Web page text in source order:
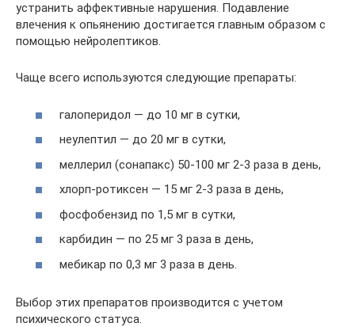
устранить аффективные нарушения. Подавление
влечения к опьянению достигается главным образом с
помощью нейролептиков.
Чаще всего используются следующие препараты:
галоперидол — до 10 мг в сутки,
неулептил — до 20 мг в сутки,
меллерил (сонапакс) 50-100 мг 2-3 раза в день,
хлорп-ротиксен — 15 мг 2-3 раза в день,
фосфобензид по 1,5 мг в сутки,
карбидин — по 25 мг 3 раза в день,
мебикар по 0,3 мг 3 раза в день.
Выбор этих препаратов производится с учетом
психического статуса.